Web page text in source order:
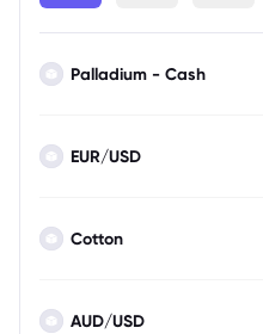
Palladium - Cash
EUR/USD
Cotton
AUD/USD